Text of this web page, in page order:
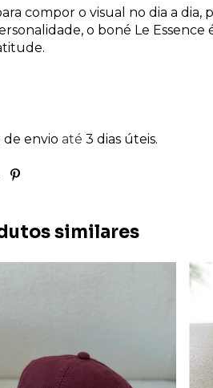
compor o visual no dia a
o boné Le
de envio até 3 dias úteis.
similares